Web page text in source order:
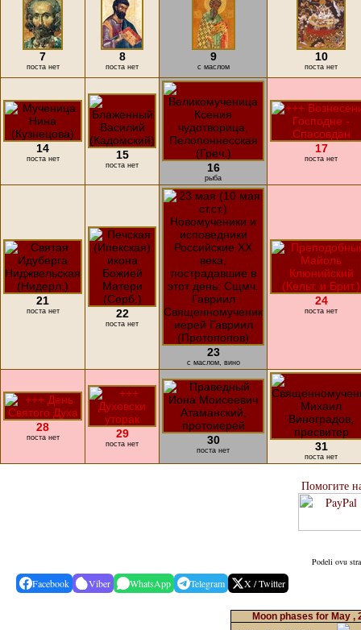
7
поста нет
8
поста нет
9
с маслом
10
поста нет
14
поста нет 15
поста нет 16
рыба
17
поста нет
21
поста нет 22
поста нет
23
с маслом, вино
24
поста нет
28
поста нет 29
поста нет 30
поста нет 31
поста нет
Помогите
Podeli ovu
Facebook Viber WhatsApp Telegram X / Twitter
Moon phases for May ,